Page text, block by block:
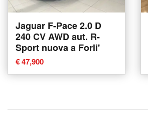
Jaguar F-Pace 2.0 D
240 CV AWD aut. R-
Sport nuova a Forli'
€ 47,900